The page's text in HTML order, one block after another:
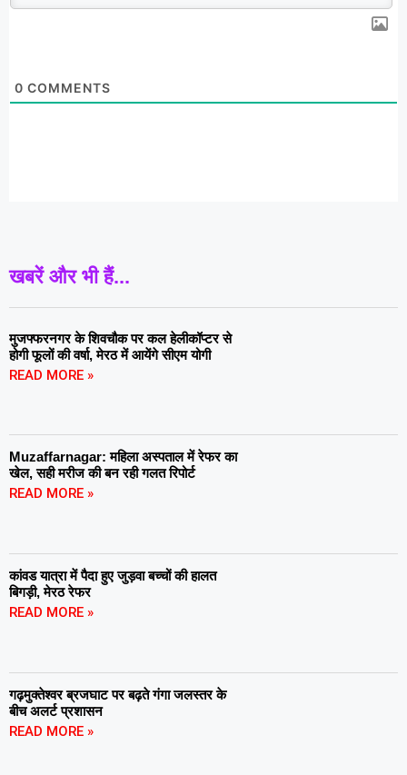
0 COMMENTS
खबरें और भी हैं...
मुजफ्फरनगर के शिवचौक पर कल हेलीकॉप्टर से
होगी फूलों की वर्षा, मेरठ में आयेंगे सीएम योगी
READ MORE »
Muzaffarnagar: महिला अस्पताल में रेफर का
खेल, सही मरीज की बन रही गलत रिपोर्ट
READ MORE »
कांवड यात्रा में पैदा हुए जुड़वा बच्चों की हालत
बिगड़ी, मेरठ रेफर
READ MORE »
गढ़मुक्तेश्वर ब्रजघाट पर बढ़ते गंगा जलस्तर के
बीच अलर्ट प्रशासन
READ MORE »